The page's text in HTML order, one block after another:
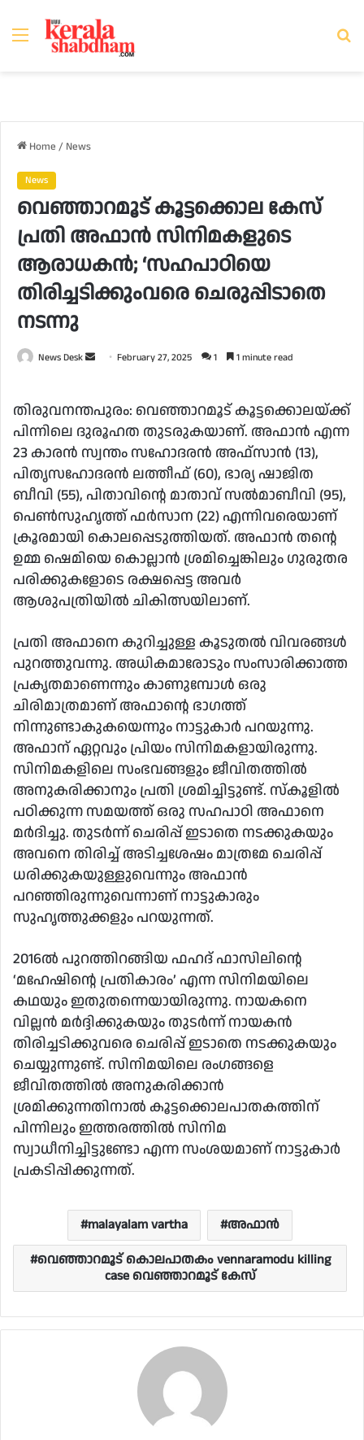
Menu
Home / News
News
വെഞ്ഞാറമൂട് കൂട്ടക്കൊല കേസ്
പ്രതി അഫാൻ സിനിമകളുടെ
ആരാധകൻ; ‘സഹപാഠിയെ
തിരിച്ചടിക്കുംവരെ ചെരുപ്പിടാതെ
നടന്നു
News Desk
Send February 27, 2025 1 1 minute read
തിരുവനന്തപുരം: വെഞ്ഞാറമൂട് കൂട്ടക്കൊലയ്ക്ക്
പിന്നിലെ ദുരൂഹത തുടരുകയാണ്. അഫാൻ എന്ന
23 കാരൻ സ്വന്തം സഹോദരൻ അഫ്സാൻ (13)​,
പിതൃസഹോദരൻ ലത്തീഫ് (60)​,​ ഭാര്യ ഷാജിത
ബീവി (55)​,​ പിതാവിന്റെ മാതാവ് സൽമാബീവി (95),
പെൺസുഹൃത്ത് ഫർസാന (22) എന്നിവരെയാണ്
ക്രൂരമായി കൊലപ്പെടുത്തിയത്. അഫാൻ തന്റെ
ഉമ്മ ഷെമിയെ കൊല്ലാൻ ശ്രമിച്ചെങ്കിലും ഗുരുതര
പരിക്കുകളോടെ രക്ഷപ്പെട്ട അവർ
ആശുപത്രിയിൽ ചികിത്സയിലാണ്.
‌പ്രതി അഫാനെ കുറിച്ചുള്ള കൂടുതൽ വിവരങ്ങൾ
പുറത്തുവന്നു. അധികമാരോടും സംസാരിക്കാത്ത
പ്രകൃതമാണെന്നും കാണുമ്പോൾ ഒരു
ചിരിമാത്രമാണ് അഫാന്റെ ഭാഗത്ത്
നിന്നുണ്ടാകുകയെന്നും നാട്ടുകാർ പറയുന്നു.
അഫാന് ഏറ്റവും പ്രിയം സിനിമകളായിരുന്നു.
സിനിമകളിലെ സംഭവങ്ങളും ജീവിതത്തിൽ
അനുകരിക്കാനും പ്രതി ശ്രമിച്ചിട്ടുണ്ട്. സ്കൂളിൽ
പഠിക്കുന്ന സമയത്ത് ഒരു സഹപാഠി അഫാനെ
മർദിച്ചു. തുടർന്ന് ചെരിപ്പ് ഇടാതെ നടക്കുകയും
അവനെ തിരിച്ച് അടിച്ചശേഷം മാത്രമേ ചെരിപ്പ്
ധരിക്കുകയുള്ളുവെന്നും അഫാൻ
പറഞ്ഞിരുന്നുവെന്നാണ് നാട്ടുകാരും
സുഹൃത്തുക്കളും പറയുന്നത്.
2016ൽ പുറത്തിറങ്ങിയ ഫഹദ് ഫാസിലിന്റെ
‘മഹേഷിന്റെ പ്രതികാരം’ എന്ന സിനിമയിലെ
കഥയും ഇതുതന്നെയായിരുന്നു. നായകനെ
വില്ലൻ മർദ്ദിക്കുകയും തുടർന്ന് നായകൻ
തിരിച്ചടിക്കുവരെ ചെരിപ്പ് ഇടാതെ നടക്കുകയും
ചെയ്യുന്നുണ്ട്. സിനിമയിലെ രംഗങ്ങളെ
ജീവിതത്തിൽ അനുകരിക്കാൻ
ശ്രമിക്കുന്നതിനാൽ കൂട്ടക്കൊലപാതകത്തിന്
പിന്നിലും ഇത്തരത്തിൽ സിനിമ
സ്വാധീനിച്ചിട്ടുണ്ടോ എന്ന സംശയമാണ് നാട്ടുകാർ
പ്രകടിപ്പിക്കുന്നത്.
malayalam vartha
അഫാൻ
വെഞ്ഞാറമൂട് കൊലപാതകം vennaramodu killing
case വെഞ്ഞാറമൂട് കേസ്